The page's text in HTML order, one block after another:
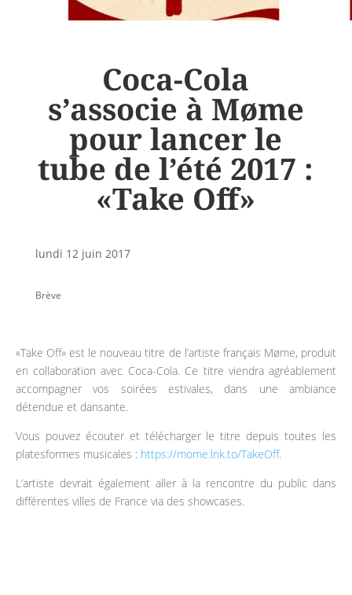
Coca-Cola
s’associe à Møme
pour lancer le
tube de l’été 2017 :
«Take Off»
lundi 12 juin 2017
Brève
«Take Off» est le nouveau titre de l’artiste français Møme, produit
en collaboration avec Coca-Cola. Ce titre viendra agréablement
accompagner vos soirées estivales, dans une ambiance
détendue et dansante.
Vous pouvez écouter et télécharger le titre depuis toutes les
platesformes musicales : https://mome.lnk.to/TakeOff.
L’artiste devrait également aller à la rencontre du public dans
différentes villes de France via des showcases.